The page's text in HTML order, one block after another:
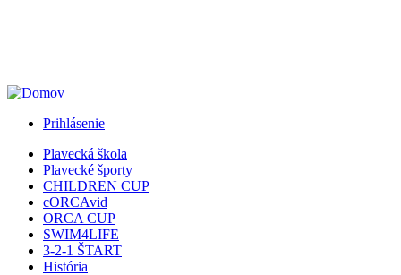
Prihlásenie
Plavecká škola
Plavecké športy
CHILDREN CUP
cORCAvid
ORCA CUP
SWIM4LIFE
3-2-1 ŠTART
História